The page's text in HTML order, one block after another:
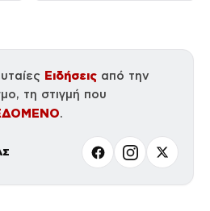
Ειδήσεις από την
τη στιγμή που
.